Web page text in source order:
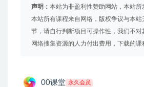
声明： 本站为非盈利性赞助网站，本站
本站所有课程来自网络，版权争议与本
节，请自行判断项目可操作性，我们不
网络搜集资源的人力付出费用，下载的课
00课堂 永久会员